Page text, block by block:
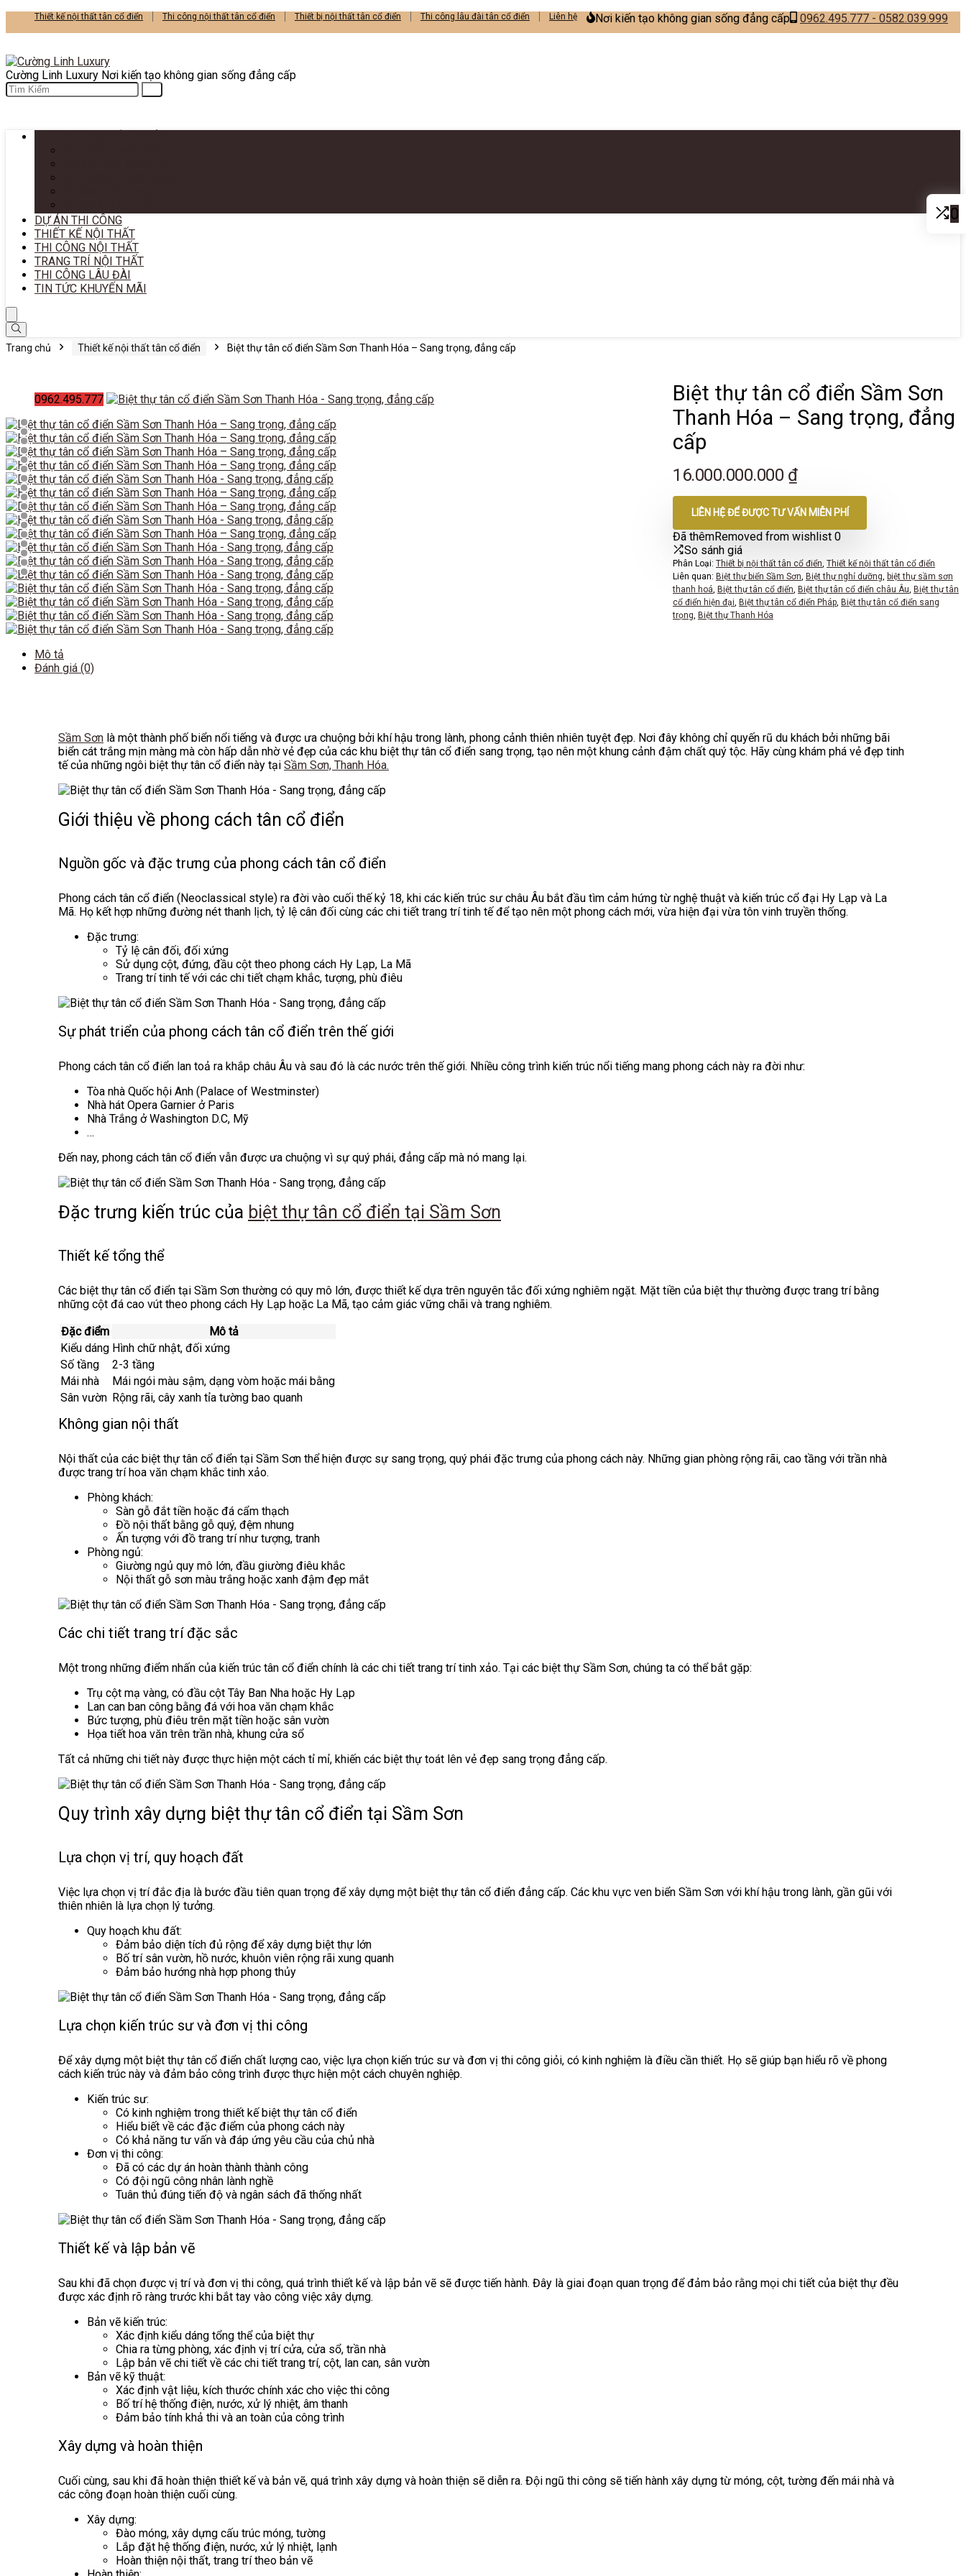
Thiết kế nội thất tân cổ điển Thi công nội thất tân cổ điển Thiết bị nội thất tân cổ điển Thi công lâu đài tân cổ điển Liên hệ Nơi kiến tạo không gian sống đẳng cấp 0962.495.777 - 0582.039.999
Cường Linh Luxury Nơi kiến tạo không gian sống đẳng cấp
DỰ ÁN THI CÔNG
THIẾT KẾ NỘI THẤT
THI CÔNG NỘI THẤT
TRANG TRÍ NỘI THẤT
THI CÔNG LÂU ĐÀI
TIN TỨC KHUYẾN MÃI
Trang chủ Thiết kế nội thất tân cổ điển Biệt thự tân cổ điển Sầm Sơn Thanh Hóa – Sang trọng, đẳng cấp
0962.495.777
Biệt thự tân cổ điển Sầm Sơn
Thanh Hóa – Sang trọng, đẳng
cấp
16.000.000.000 ₫
LIÊN HỆ ĐỂ ĐƯỢC TƯ VẤN MIỄN PHÍ
Đã thêmRemoved from wishlist 0
So sánh giá
Phân Loại: Thiết bị nội thất tân cổ điển, Thiết kế nội thất tân cổ điển
Liên quan: Biệt thự biển Sầm Sơn, Biệt thự nghỉ dưỡng, biệt thự sầm sơn
thanh hoá, Biệt thự tân cổ điển, Biệt thự tân cổ điển châu Âu, Biệt thự tân
cổ điển hiện đại, Biệt thự tân cổ điển Pháp, Biệt thự tân cổ điển sang
trọng, Biệt thự Thanh Hóa
Mô tả
Đánh giá (0)
Sầm Sơn là một thành phố biển nổi tiếng và được ưa chuộng bởi khí hậu trong lành, phong cảnh thiên nhiên tuyệt đẹp. Nơi đây không chỉ quyến rũ du khách bởi những bãi
biển cát trắng mịn màng mà còn hấp dẫn nhờ vẻ đẹp của các khu biệt thự tân cổ điển sang trọng, tạo nên một khung cảnh đậm chất quý tộc. Hãy cùng khám phá vẻ đẹp tinh
tế của những ngôi biệt thự tân cổ điển này tạiSầm Sơn, Thanh Hóa.
Giới thiệu về phong cách tân cổ điển
Nguồn gốc và đặc trưng của phong cách tân cổ điển
Phong cách tân cổ điển (Neoclassical style) ra đời vào cuối thế kỷ 18, khi các kiến trúc sư châu Âu bắt đầu tìm cảm hứng từ nghệ thuật và kiến trúc cổ đại Hy Lạp và La
Mã. Họ kết hợp những đường nét thanh lịch, tỷ lệ cân đối cùng các chi tiết trang trí tinh tế để tạo nên một phong cách mới, vừa hiện đại vừa tôn vinh truyền thống.
Đặc trưng:
Tỷ lệ cân đối, đối xứng
Sử dụng cột, đứng, đầu cột theo phong cách Hy Lạp, La Mã
Trang trí tinh tế với các chi tiết chạm khắc, tượng, phù điêu
Sự phát triển của phong cách tân cổ điển trên thế giới
Phong cách tân cổ điển lan toả ra khắp châu Âu và sau đó là các nước trên thế giới. Nhiều công trình kiến trúc nổi tiếng mang phong cách này ra đời như:
Tòa nhà Quốc hội Anh (Palace of Westminster)
Nhà hát Opera Garnier ở Paris
Nhà Trắng ở Washington D.C, Mỹ
…
Đến nay, phong cách tân cổ điển vẫn được ưa chuộng vì sự quý phái, đẳng cấp mà nó mang lại.
Đặc trưng kiến trúc của biệt thự tân cổ điển tại Sầm Sơn
Thiết kế tổng thể
Các biệt thự tân cổ điển tại Sầm Sơn thường có quy mô lớn, được thiết kế dựa trên nguyên tắc đối xứng nghiêm ngặt. Mặt tiền của biệt thự thường được trang trí bằng
những cột đá cao vút theo phong cách Hy Lạp hoặc La Mã, tạo cảm giác vững chãi và trang nghiêm.
Đặc điểm
Mô tả
Kiểu dáng Hình chữ nhật, đối xứng
Số tầng
2-3 tầng
Mái nhà
Mái ngói màu sậm, dạng vòm hoặc mái bằng
Sân vườn Rộng rãi, cây xanh tỉa tường bao quanh
Không gian nội thất
Nội thất của các biệt thự tân cổ điển tại Sầm Sơn thể hiện được sự sang trọng, quý phái đặc trưng của phong cách này. Những gian phòng rộng rãi, cao tầng với trần nhà
được trang trí hoa văn chạm khắc tinh xảo.
Phòng khách:
Sàn gỗ đắt tiền hoặc đá cẩm thạch
Đồ nội thất bằng gỗ quý, đệm nhung
Ấn tượng với đồ trang trí như tượng, tranh
Phòng ngủ:
Giường ngủ quy mô lớn, đầu giường điêu khắc
Nội thất gỗ sơn màu trắng hoặc xanh đậm đẹp mắt
Các chi tiết trang trí đặc sắc
Một trong những điểm nhấn của kiến trúc tân cổ điển chính là các chi tiết trang trí tinh xảo. Tại các biệt thự Sầm Sơn, chúng ta có thể bắt gặp:
Trụ cột mạ vàng, có đầu cột Tây Ban Nha hoặc Hy Lạp
Lan can ban công bằng đá với hoa văn chạm khắc
Bức tượng, phù điêu trên mặt tiền hoặc sân vườn
Họa tiết hoa văn trên trần nhà, khung cửa sổ
Tất cả những chi tiết này được thực hiện một cách tỉ mỉ, khiến các biệt thự toát lên vẻ đẹp sang trọng đẳng cấp.
Quy trình xây dựng biệt thự tân cổ điển tại Sầm Sơn
Lựa chọn vị trí, quy hoạch đất
Việc lựa chọn vị trí đắc địa là bước đầu tiên quan trọng để xây dựng một biệt thự tân cổ điển đẳng cấp. Các khu vực ven biển Sầm Sơn với khí hậu trong lành, gần gũi với
thiên nhiên là lựa chọn lý tưởng.
Quy hoạch khu đất:
Đảm bảo diện tích đủ rộng để xây dựng biệt thự lớn
Bố trí sân vườn, hồ nước, khuôn viên rộng rãi xung quanh
Đảm bảo hướng nhà hợp phong thủy
Lựa chọn kiến trúc sư và đơn vị thi công
Để xây dựng một biệt thự tân cổ điển chất lượng cao, việc lựa chọn kiến trúc sư và đơn vị thi công giỏi, có kinh nghiệm là điều cần thiết. Họ sẽ giúp bạn hiểu rõ về phong
cách kiến trúc này và đảm bảo công trình được thực hiện một cách chuyên nghiệp.
Kiến trúc sư:
Có kinh nghiệm trong thiết kế biệt thự tân cổ điển
Hiểu biết về các đặc điểm của phong cách này
Có khả năng tư vấn và đáp ứng yêu cầu của chủ nhà
Đơn vị thi công:
Đã có các dự án hoàn thành thành công
Có đội ngũ công nhân lành nghề
Tuân thủ đúng tiến độ và ngân sách đã thống nhất
Thiết kế và lập bản vẽ
Sau khi đã chọn được vị trí và đơn vị thi công, quá trình thiết kế và lập bản vẽ sẽ được tiến hành. Đây là giai đoạn quan trọng để đảm bảo rằng mọi chi tiết của biệt thự đều
được xác định rõ ràng trước khi bắt tay vào công việc xây dựng.
Bản vẽ kiến trúc:
Xác định kiểu dáng tổng thể của biệt thự
Chia ra từng phòng, xác định vị trí cửa, cửa sổ, trần nhà
Lập bản vẽ chi tiết về các chi tiết trang trí, cột, lan can, sân vườn
Bản vẽ kỹ thuật:
Xác định vật liệu, kích thước chính xác cho việc thi công
Bố trí hệ thống điện, nước, xử lý nhiệt, âm thanh
Đảm bảo tính khả thi và an toàn của công trình
Xây dựng và hoàn thiện
Cuối cùng, sau khi đã hoàn thiện thiết kế và bản vẽ, quá trình xây dựng và hoàn thiện sẽ diễn ra. Đội ngũ thi công sẽ tiến hành xây dựng từ móng, cột, tường đến mái nhà và
các công đoạn hoàn thiện cuối cùng.
Xây dựng:
Đào móng, xây dựng cấu trúc móng, tường
Lắp đặt hệ thống điện, nước, xử lý nhiệt, lạnh
Hoàn thiện nội thất, trang trí theo bản vẽ
0